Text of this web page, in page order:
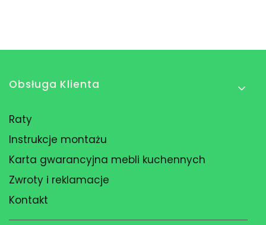
Linki w stopce
Obsługa Klienta
Raty
Instrukcje montażu
Karta gwarancyjna mebli kuchennych
Zwroty i reklamacje
Kontakt